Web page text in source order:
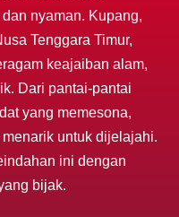
nyaman. Kupang,
Tenggara Timur,
keajaiban alam,
Dari pantai-pantai
yang memesona,
untuk dijelajahi.
ini dengan
bijak.